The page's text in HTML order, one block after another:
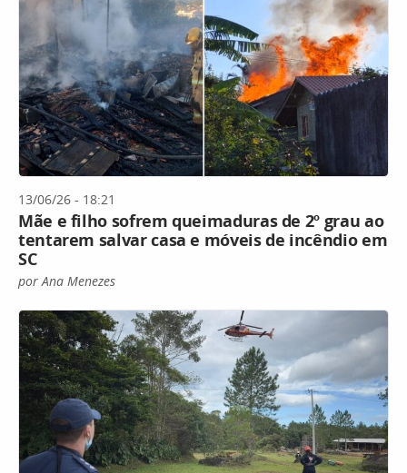
13/06/26 - 18:21
Mãe e filho sofrem queimaduras de 2º grau ao
tentarem salvar casa e móveis de incêndio em
SC
por Ana Menezes